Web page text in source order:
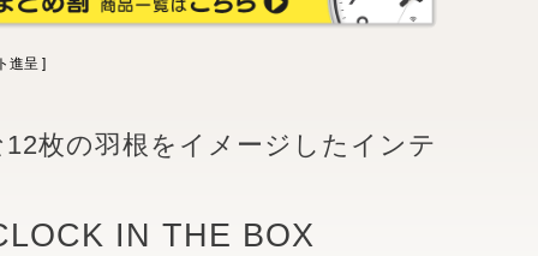
進呈 ]
枚の羽根をイメージしたインテ
IN THE BOX